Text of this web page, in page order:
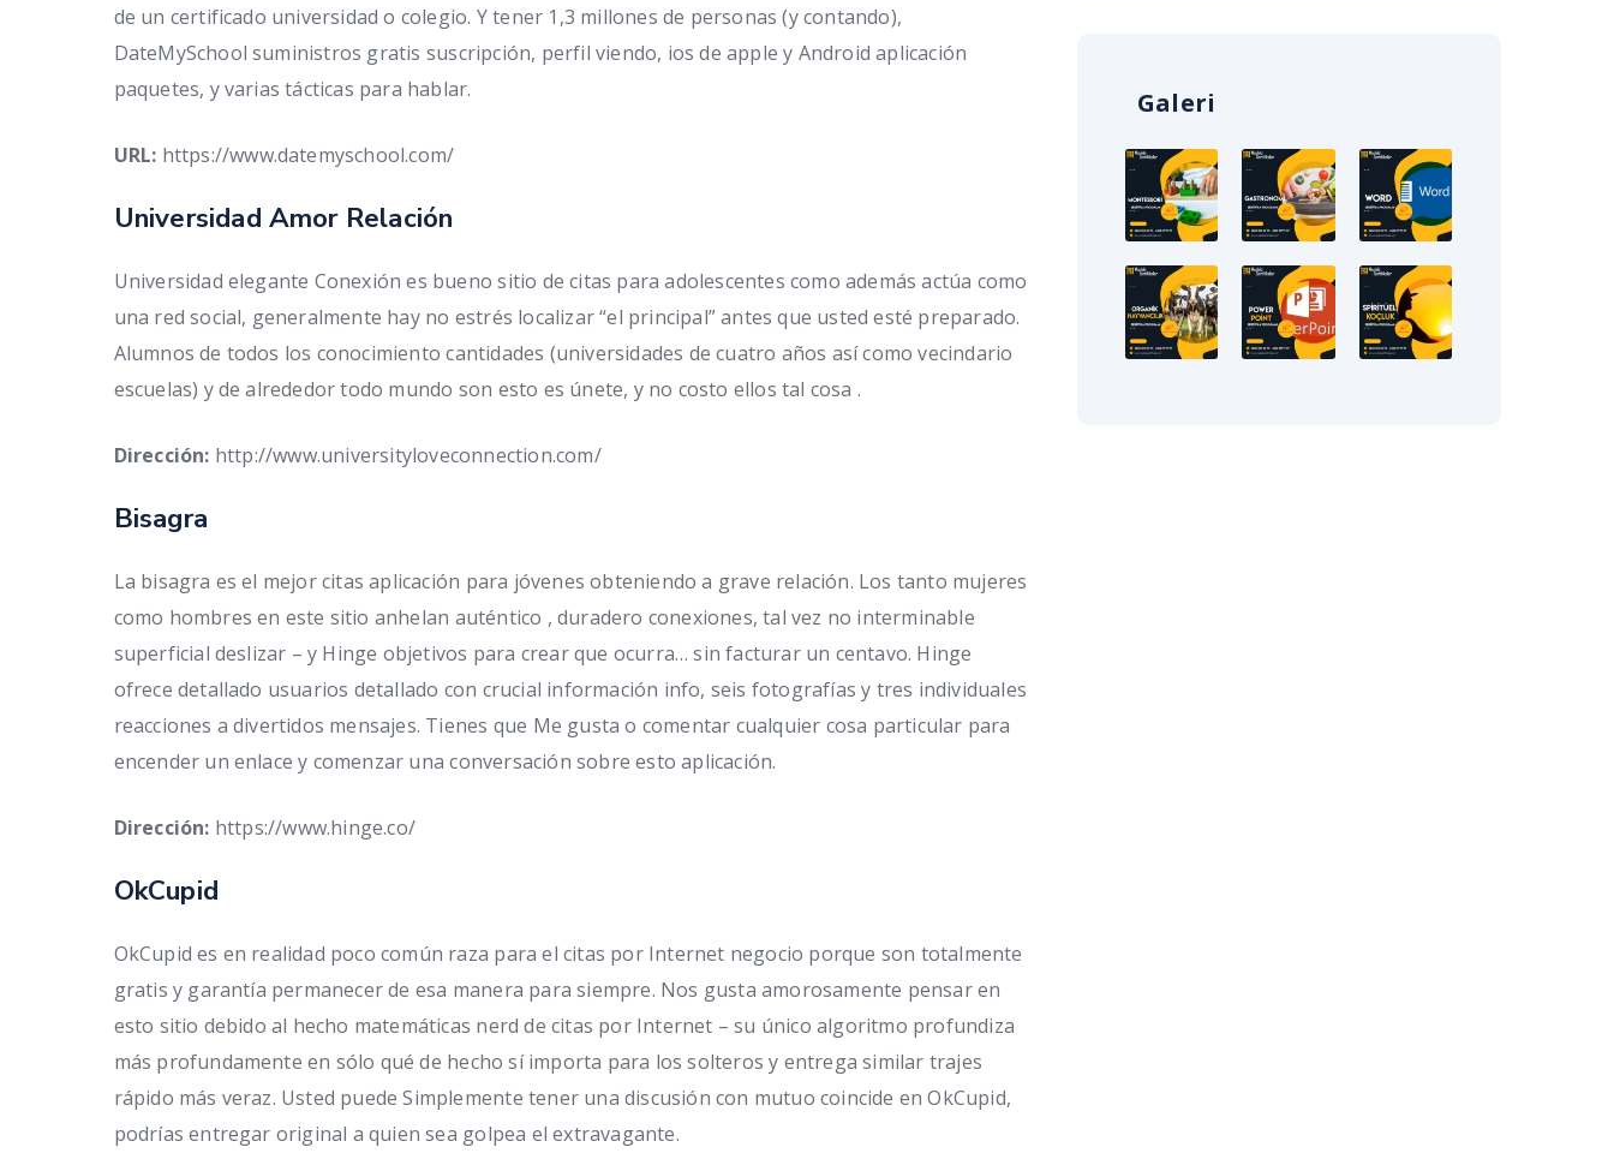
de un certificado universidad o colegio. Y tener 1,3 millones de personas (y contando),
DateMySchool suministros gratis suscripción, perfil viendo, ios de apple y Android aplicación
paquetes, y varias tácticas para hablar.
URL: https://www.datemyschool.com/
Universidad Amor Relación
Universidad elegante Conexión es bueno sitio de citas para adolescentes como además actúa como
una red social, generalmente hay no estrés localizar “el principal” antes que usted esté preparado.
Alumnos de todos los conocimiento cantidades (universidades de cuatro años así como vecindario
escuelas) y de alrededor todo mundo son esto es únete, y no costo ellos tal cosa .
Dirección: http://www.universityloveconnection.com/
Bisagra
La bisagra es el mejor citas aplicación para jóvenes obteniendo a grave ​​relación. Los tanto mujeres
como hombres en este sitio anhelan auténtico , duradero conexiones, tal vez no interminable
superficial deslizar – y Hinge objetivos para crear que ocurra… sin facturar un centavo. Hinge
ofrece detallado usuarios detallado con crucial información info, seis fotografías y tres individuales
reacciones a divertidos mensajes. Tienes que Me gusta o comentar cualquier cosa particular para
encender un enlace y comenzar una conversación sobre esto aplicación.
Dirección: https://www.hinge.co/
OkCupid
OkCupid es en realidad poco común raza para el citas por Internet negocio porque son totalmente
gratis y garantía permanecer de esa manera para siempre. Nos gusta amorosamente pensar en
esto sitio debido al hecho matemáticas nerd de citas por Internet – su único algoritmo profundiza
más profundamente en sólo qué de hecho sí importa para los solteros y entrega similar trajes
rápido más veraz. Usted puede Simplemente tener una discusión con mutuo coincide en OkCupid,
podrías entregar original a quien sea golpea el extravagante.
Galeri